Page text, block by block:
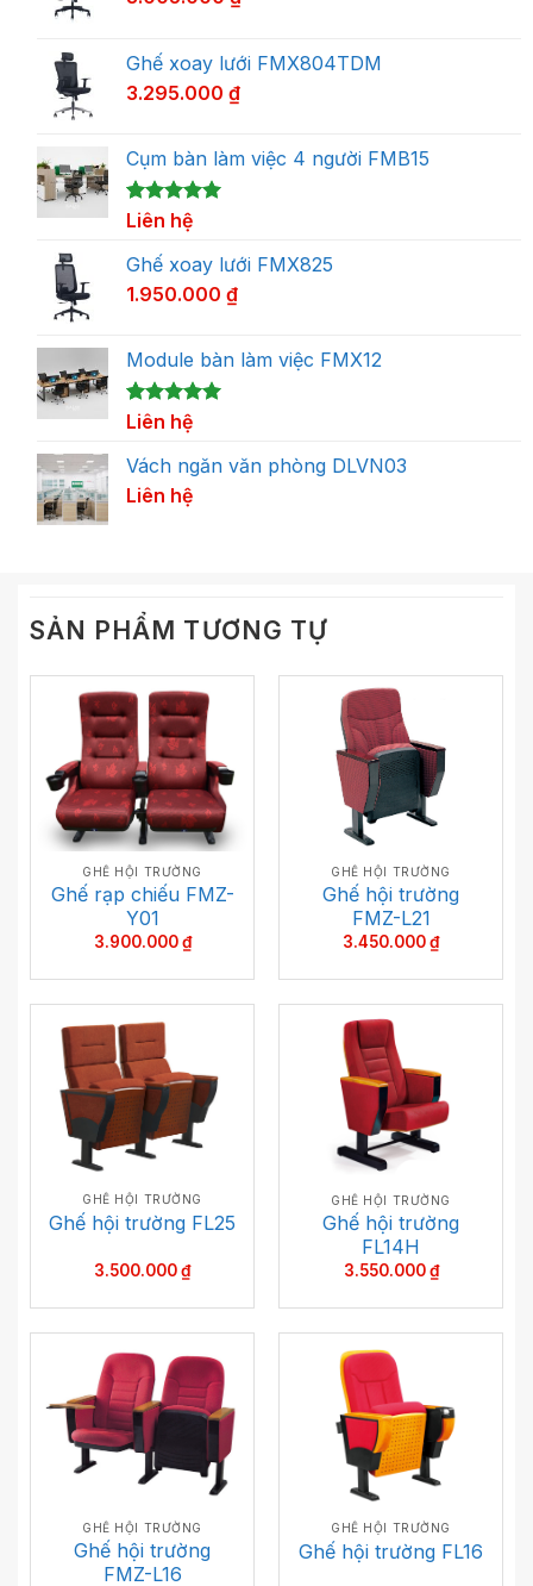
Ghế xoay lưới FMX804TDM
3.295.000 ₫
Cụm bàn làm việc 4 người FMB15
5.00trên 5
dựa trên
1
đánh giá
Liên hệ
Ghế xoay lưới FMX825
1.950.000 ₫
Module bàn làm việc FMX12
5.00trên 5
dựa trên
1
đánh giá
Liên hệ
Vách ngăn văn phòng DLVN03
Liên hệ
SẢN PHẨM TƯƠNG TỰ
GHẾ HỘI TRƯỜNG
Ghế rạp chiếu FMZ-
Y01
3.900.000₫
GHẾ HỘI TRƯỜNG
Ghế hội trường
FMZ-L21
3.450.000₫
GHẾ HỘI TRƯỜNG
Ghế hội trường FL25
3.500.000₫
GHẾ HỘI TRƯỜNG
Ghế hội trường
FL14H
3.550.000₫
GHẾ HỘI TRƯỜNG
Ghế hội trường
FMZ-L16
GHẾ HỘI TRƯỜNG
Ghế hội trường FL16